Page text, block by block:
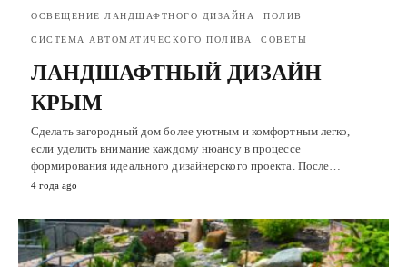
ОСВЕЩЕНИЕ ЛАНДШАФТНОГО ДИЗАЙНА ПОЛИВ
СИСТЕМА АВТОМАТИЧЕСКОГО ПОЛИВА СОВЕТЫ
ЛАНДШАФТНЫЙ ДИЗАЙН
КРЫМ
Сделать загородный дом более уютным и комфортным легко,
если уделить внимание каждому нюансу в процессе
формирования идеального дизайнерского проекта. После…
4 года ago